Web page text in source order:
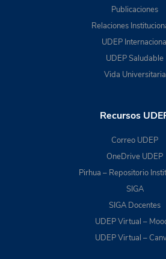
Publicaciones
Relaciones
UDEP
UDEP Saludable
Vida Universitaria
Recursos
Correo UDEP
OneDrive UDEP
Pirhua – Repositorio
SIGA
SIGA Docentes
UDEP Virtual –
UDEP Virtual –